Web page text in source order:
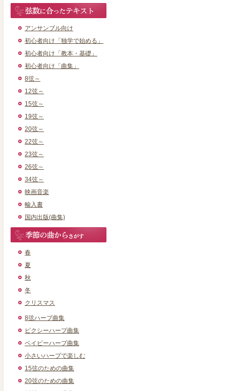
アンサンブル向け
初心者向け「独学で始める」
初心者向け「教本・基礎」
初心者向け「曲集」
8弦～
12弦～
15弦～
19弦～
20弦～
22弦～
23弦～
26弦～
34弦～
映画音楽
輸入書
国内出版(曲集)
春
夏
秋
冬
クリスマス
8弦ハープ曲集
ピクシーハープ曲集
ベイビーハープ曲集
小さいハープで楽しむ
15弦のための曲集
20弦のための曲集